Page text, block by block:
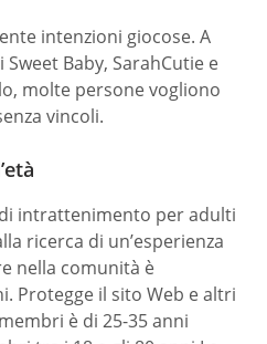
intenzioni giocose. A
Baby, SarahCutie e
molte persone vogliono
vincoli.
intrattenimento per adulti
ricerca di un’esperienza
nella comunità è
Protegge il sito Web e altri
è di 25-35 anni